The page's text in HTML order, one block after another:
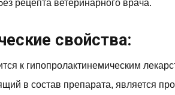
рецепта ветеринарного врача.
свойства:
к гипопролактинемическим
в состав препарата, является